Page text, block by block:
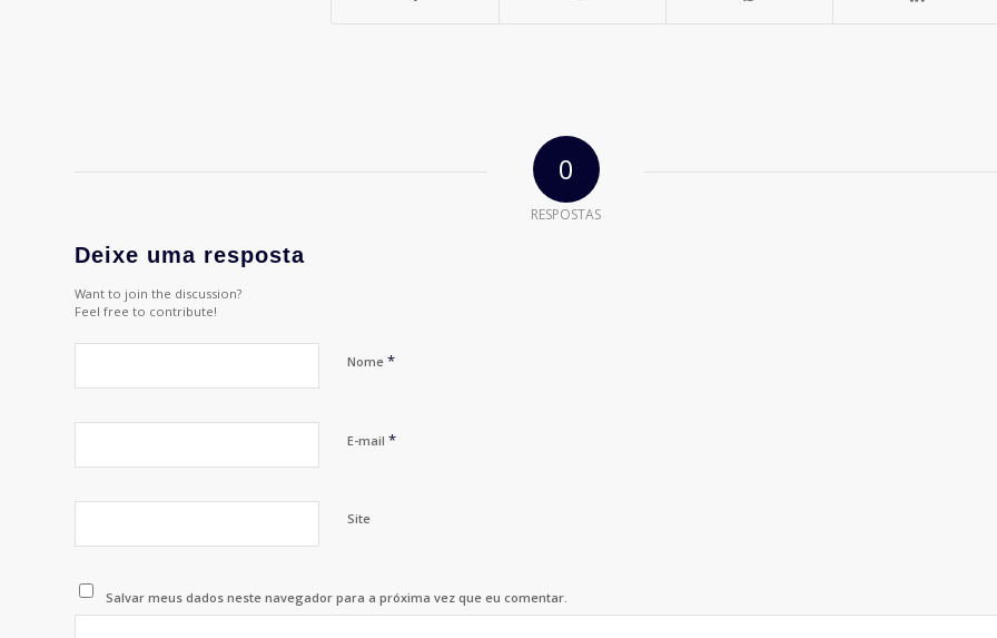
0
RESPOSTAS
Deixe uma resposta
Want to join the discussion?
Feel free to contribute!
Nome *
E-mail *
Site
Salvar meus dados neste navegador para a próxima vez que eu comentar.